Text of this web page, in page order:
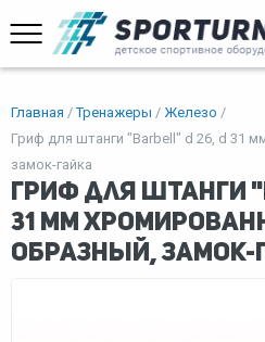
Главная Тренажеры
Железо
Гриф для штанги "Barbell" d 26, d 31
замок-гайка
Гриф для штанги
31 мм
образный, замок-